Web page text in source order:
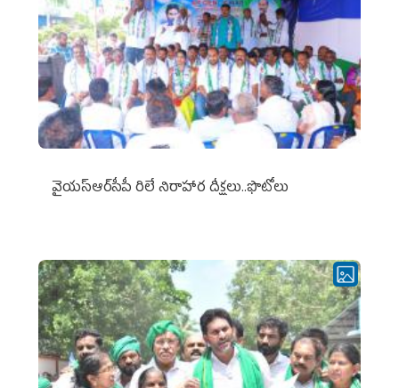
వైయ‌స్ఆర్‌సీపీ రిలే నిరాహార దీక్షలు..ఫొటోలు